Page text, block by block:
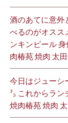
酒のあてに意外
べるのがオスス
ンキンビール
肉椿苑 焼肉 太
今日はジューシ
³₃ これからラ
焼肉椿苑 焼肉